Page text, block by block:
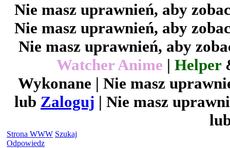
Nie masz uprawnień, aby
Nie masz uprawnień, aby
Nie masz uprawnień, aby
Watcher Anime | Helper
Wykonane | Nie masz
lub Zaloguj | Nie masz
Strona WWW Szukaj
Odpowiedz